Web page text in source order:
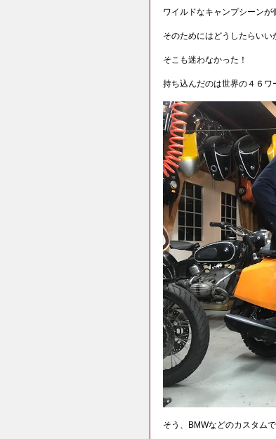
ワイルドなキャンプシーンが
そのためにはどうしたらいい
そこも迷わなかった！
持ち込んだのは世界の４６ワ
そう、BMWなどのカスタム